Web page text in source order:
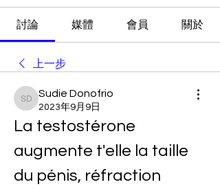
討論 媒體 會員 關於
上一步
Sudie Donofrio
Sudie Donofrio
2023年9月9日
La testostérone
augmente t'elle la taille
du pénis, réfraction